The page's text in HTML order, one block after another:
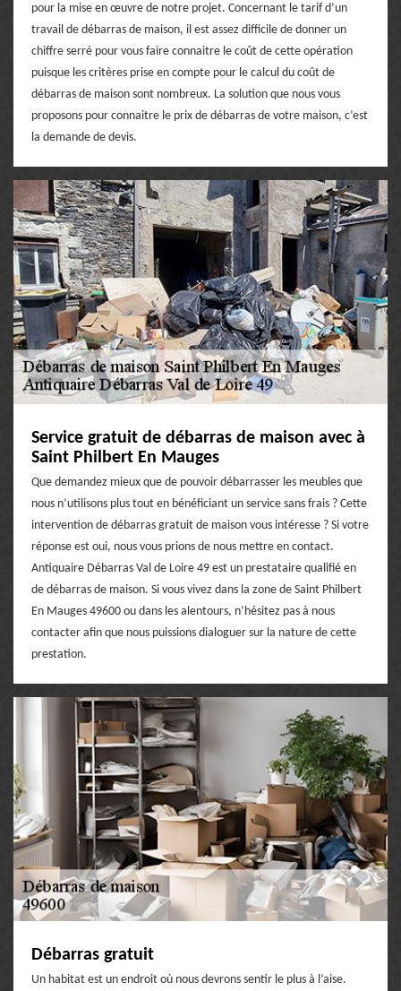
pour la mise en œuvre de notre projet. Concernant le tarif d’un
travail de débarras de maison, il est assez difficile de donner un
chiffre serré pour vous faire connaitre le coût de cette opération
puisque les critères prise en compte pour le calcul du coût de
débarras de maison sont nombreux. La solution que nous vous
proposons pour connaitre le prix de débarras de votre maison, c’est
la demande de devis.
Service gratuit de débarras de maison avec à
Saint Philbert En Mauges
Que demandez mieux que de pouvoir débarrasser les meubles que
nous n’utilisons plus tout en bénéficiant un service sans frais ? Cette
intervention de débarras gratuit de maison vous intéresse ? Si votre
réponse est oui, nous vous prions de nous mettre en contact.
Antiquaire Débarras Val de Loire 49 est un prestataire qualifié en
de débarras de maison. Si vous vivez dans la zone de Saint Philbert
En Mauges 49600 ou dans les alentours, n’hésitez pas à nous
contacter afin que nous puissions dialoguer sur la nature de cette
prestation.
Débarras gratuit
Un habitat est un endroit où nous devrons sentir le plus à l’aise.